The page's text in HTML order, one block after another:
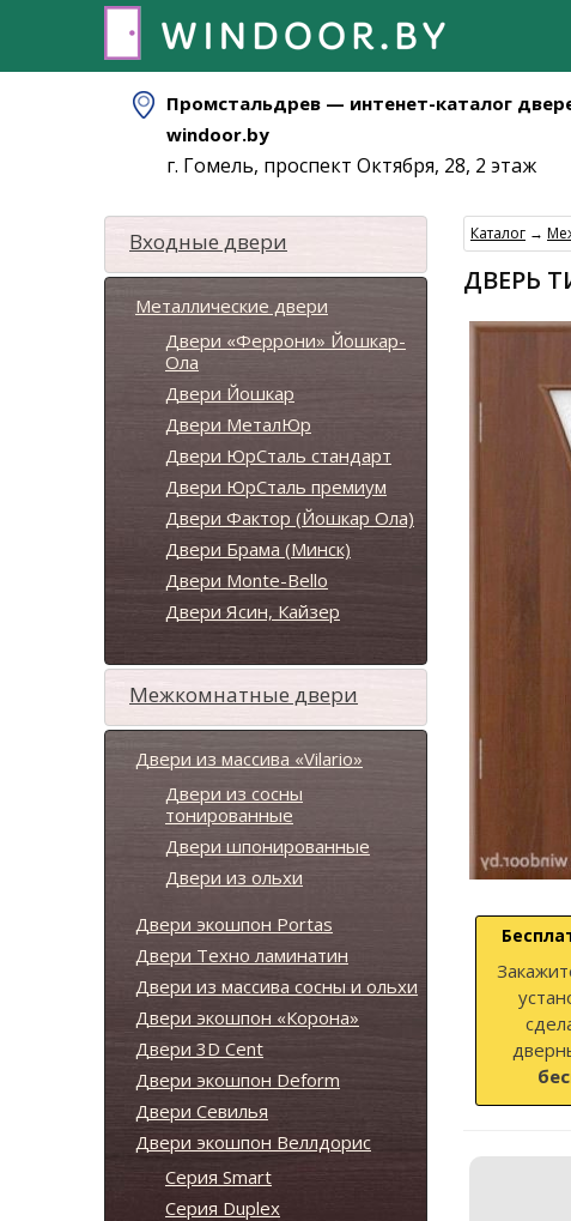
Промстальдрев — интенет-каталог
windoor.by
г. Гомель, проспект Октября, 28, 2 этаж
Входные двери
Металлические двери
Двери «Феррони» Йошкар-
Ола
Двери Йошкар
Двери МеталЮр
Двери ЮрСталь стандарт
Двери ЮрСталь премиум
Двери Фактор (Йошкар Ола)
Двери Брама (Минск)
Двери Monte-Bello
Двери Ясин, Кайзер
Межкомнатные двери
Двери из массива «Vilario»
Двери из сосны
тонированные
Двери шпонированные
Двери из ольхи
Двери экошпон Portas
Двери Техно ламинатин
Двери из массива сосны и ольхи
Двери экошпон «Корона»
Двери 3D Cent
Двери экошпон Deform
Двери Севилья
Двери экошпон Веллдорис
Серия Smart
Серия Duplex
Каталог →
ДВЕРЬ